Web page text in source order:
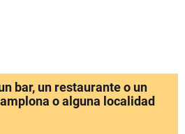
bar, un restaurante o un
o alguna localidad